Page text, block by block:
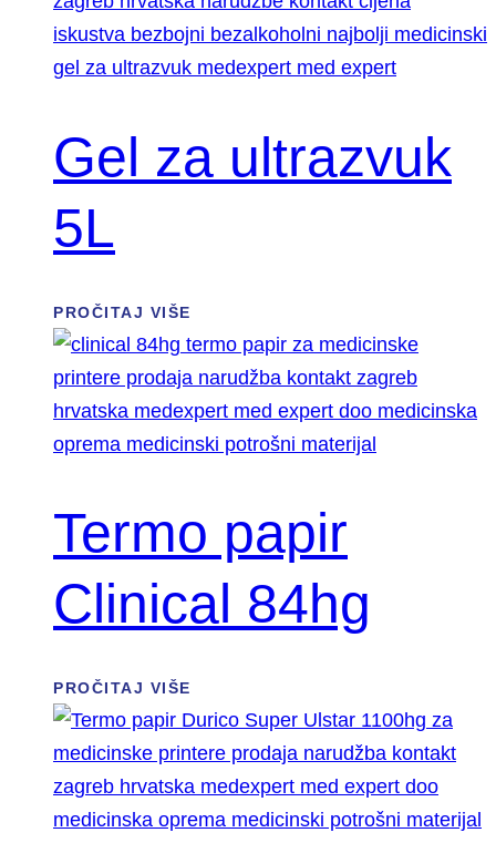
Gel za ultrazvuk
5L
PROČITAJ VIŠE
Termo papir
Clinical 84hg
PROČITAJ VIŠE